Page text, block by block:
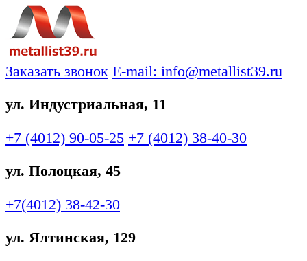
Заказать звонок E-mail: info@metallist39.ru
ул. Индустриальная, 11
+7 (4012) 90-05-25 +7 (4012) 38-40-30
ул. Полоцкая, 45
+7(4012) 38-42-30
ул. Ялтинская, 129